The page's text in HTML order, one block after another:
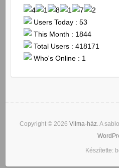
Users Today : 53
This Month : 1844
Total Users : 418171
Who's Online : 1
Copyright © 2026 Vilma-ház. A
Készítette: